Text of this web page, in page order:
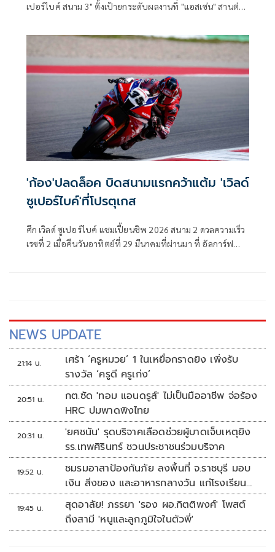
เปอร์ไบค์ สนาม 3" ตั้งเป้ายกระดับผลงานที่ "แอสเซ่น" สานต่อ
'ก้อง'ปลดล็อค บิดสนามแรกคว้าแต้ม 'เวิลด์
ซูเปอร์ไบค์'ที่โปรตุเกส
ศึก เวิลด์ ซูเปอร์ไบค์ แชมเปี้ยนชิพ 2026 สนาม 2 ดวลความเร็ว
เรซที่ 2 เมื่อคืนวันอาทิตย์ที่ 29 มีนาคมที่ผ่านมา ที่ อัลการ์ฟ
NEWS UPDATE
21:14 น.
เศร้า ‘ครูหมวย’ 1 ในเหยื่อกราดยิง เพิ่งรับ
รางวัล ‘ครูดี ครูเก่ง’
20:51 น.
กต.ซัด 'ทอม แอนดรูส์' ไม่เป็นมืออาชีพ จ่อร้อง
HRC ปมพาดพิงไทย
20:31 น.
'ยศชนัน' รุดบริจาคเลือดช่วยผู้บาดเจ็บเหตุยิง
รร.เทพศิรินทร์ ชวนประชาชนร่วมบริจาค
19:52 น.
ชมรมอาสาป้องกันภัย ลงพื้นที่ จ.ราชบุรี มอบ
เงิน สิ่งของ และอาหารกลางวัน แก่โรงเรียน
บ้านหนองน้ำใส
19:45 น.
สุดอาลัย! ภรรยา 'รอง ผอ.กิตติพงศ์' โพสต์
ถึงสามี 'หนูและลูกภูมิใจในตัวพี่'